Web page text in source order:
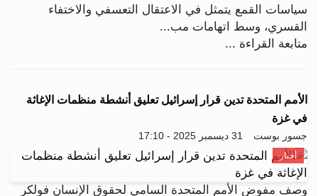
سياسات القمع يتمثل في الاعتقال التعسفي والاختفاء
القسري، وسط اتهامات مب...
متابعة القراءة ...
الأمم المتحدة تدين قرار إسرائيل تعليق أنشطة منظمات الإغاثة
في غزة
جسور بوست 31 ديسمبر 2025 - 17:10
أخبار
وصف مفوض الأمم المتحدة السامي لحقوق الإنسان فولكر